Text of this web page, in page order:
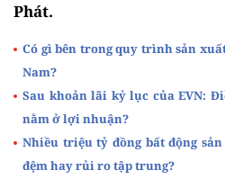
Phát.
Có gì bên trong quy trình sản
Nam?
Sau khoản lãi kỷ lục của EVN:
nằm ở lợi nhuận?
Nhiều triệu tỷ đồng bất động
đệm hay rủi ro tập trung?